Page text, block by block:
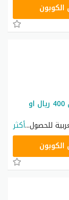
كوبون خصم شي ان 50 ريال على طلبيات فوق 400 ريال او
للحصول...أكثر